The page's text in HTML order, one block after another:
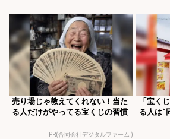
売り場じゃ教えてくれない！当た
る人だけがやってる宝くじの習慣
PR(合同会社デジタルファーム )
「宝く
る人は“